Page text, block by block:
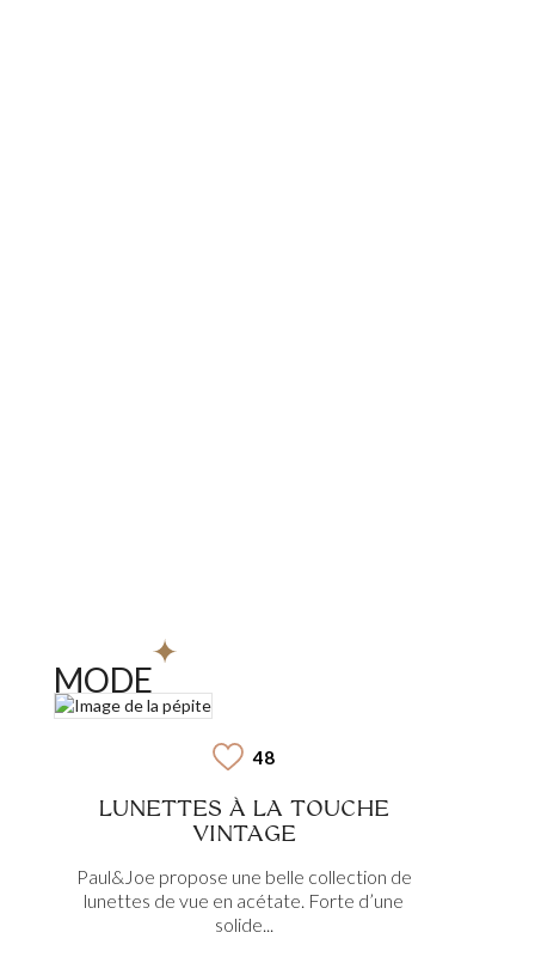
MODE
48
LUNETTES À LA TOUCHE
VINTAGE
Paul&Joe propose une belle collection de
lunettes de vue en acétate. Forte d’une
solide...